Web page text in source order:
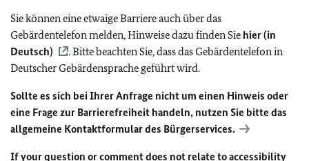
Sie können eine etwaige Barriere auch über das
Gebärdentelefon melden, Hinweise dazu finden Sie hier (in
Deutsch)
. Bitte beachten Sie, dass das Gebärdentelefon in
Deutscher Gebärdensprache geführt wird.
Sollte es sich bei Ihrer Anfrage nicht um einen Hinweis oder
eine Frage zur Barrierefreiheit handeln, nutzen Sie bitte das
allgemeine Kontaktformular des Bürgerservices.
If your question or comment does not relate to accessibility